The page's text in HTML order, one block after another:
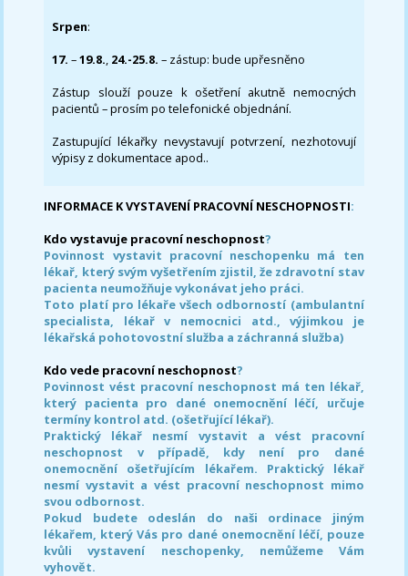
Srpen:
17. –19.8., 24.-25.8. – zástup: bude upřesněno
Zástup slouží pouze k ošetření akutně nemocných
pacientů – prosím po telefonické objednání.
Zastupující lékařky nevystavují potvrzení, nezhotovují
výpisy z dokumentace apod..
INFORMACE K VYSTAVENÍ PRACOVNÍ NESCHOPNOSTI:
Kdo vystavuje pracovní neschopnost?
Povinnost vystavit pracovní neschopenku má ten
lékař, který svým vyšetřením zjistil, že zdravotní stav
pacienta neumožňuje vykonávat jeho práci.
Toto platí pro lékaře všech odborností (ambulantní
specialista, lékař v nemocnici atd., výjimkou je
lékařská pohotovostní služba a záchranná služba)
Kdo vede pracovní neschopnost?
Povinnost vést pracovní neschopnost má ten lékař,
který pacienta pro dané onemocnění léčí, určuje
termíny kontrol atd. (ošetřující lékař).
Praktický lékař nesmí vystavit a vést pracovní
neschopnost v případě, kdy není pro dané
onemocnění ošetřujícím lékařem. Praktický lékař
nesmí vystavit a vést pracovní neschopnost mimo
svou odbornost.
Pokud budete odeslán do naši ordinace jiným
lékařem, který Vás pro dané onemocnění léčí, pouze
kvůli vystavení neschopenky, nemůžeme Vám
vyhovět.